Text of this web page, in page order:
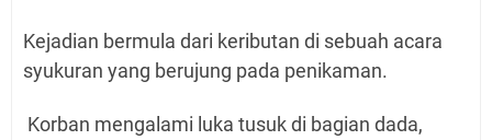
Kejadian bermula dari keributan di sebuah acara
syukuran yang berujung pada penikaman.
Korban mengalami luka tusuk di bagian dada,